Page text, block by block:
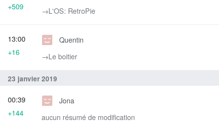
→‎L'OS: RetroPie
+509
Quentin
→‎Le boitier
13:00
+16
23 janvier 2019
Jona
aucun résumé de modification
00:39
+144